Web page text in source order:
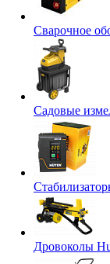
Сварочное
Садовые
Дровоколы